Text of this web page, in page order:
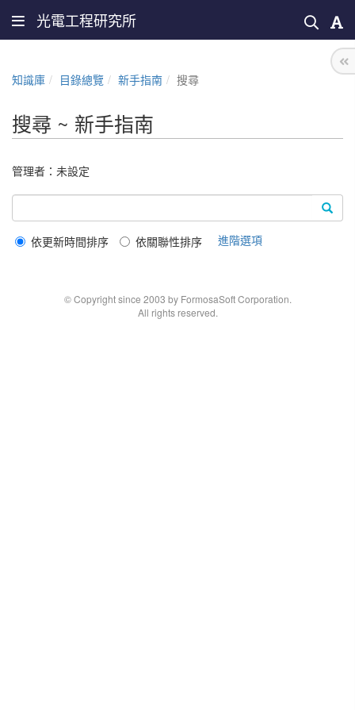
光電工程研究所
知識庫 目錄總覽 新手指南 搜尋
搜尋 ~ 新手指南
管理者：未設定
依更新時間排序 依關聯性排序 進階選項
© Copyright since 2003 by FormosaSoft Corporation.
All rights reserved.